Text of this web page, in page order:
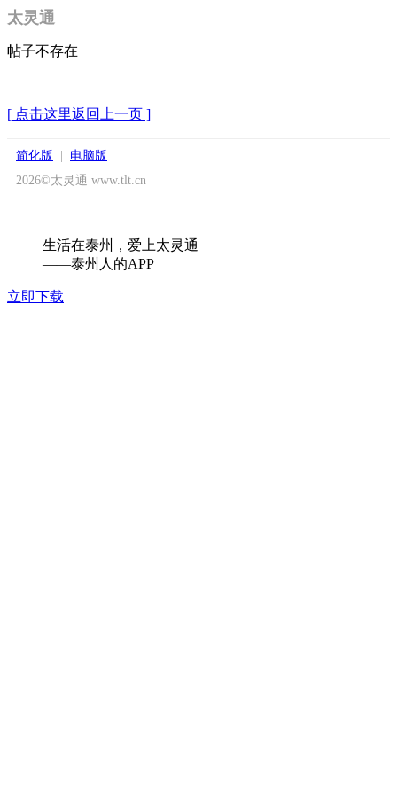
太灵通
帖子不存在
[ 点击这里返回上一页 ]
简化版
电脑版
2026©太灵通 www.tlt.cn
生活在泰州，爱上太灵通
——泰州人的APP
立即下载